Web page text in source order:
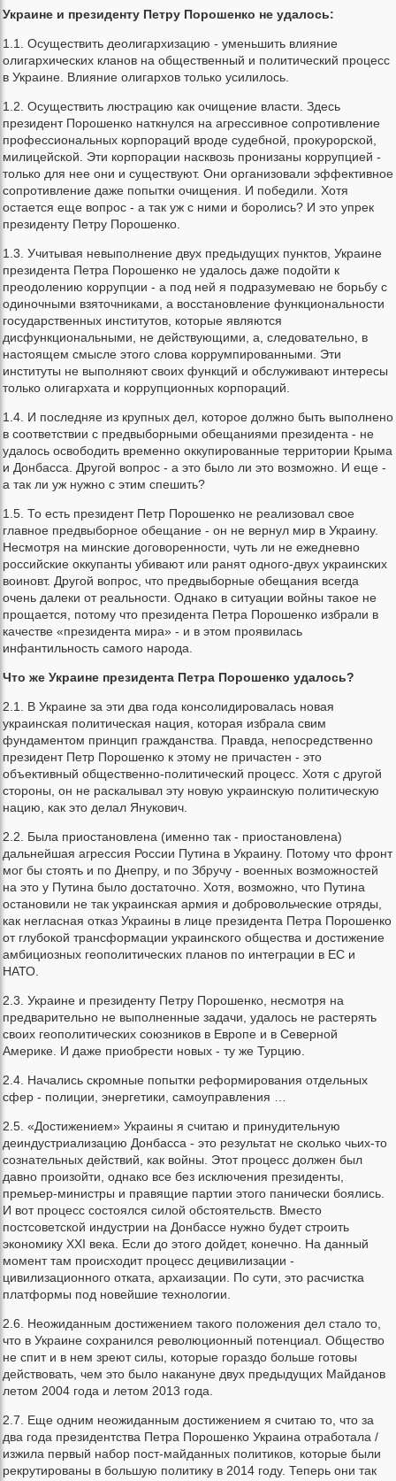
Украине и президенту Петру Порошенко не удалось:
1.1. Осуществить деолигархизацию - уменьшить влияние
олигархических кланов на общественный и политический процесс
в Украине. Влияние олигархов только усилилось.
1.2. Осуществить люстрацию как очищение власти. Здесь
президент Порошенко наткнулся на агрессивное сопротивление
профессиональных корпораций вроде судебной, прокурорской,
милицейской. Эти корпорации насквозь пронизаны коррупцией -
только для нее они и существуют. Они организовали эффективное
сопротивление даже попытки очищения. И победили. Хотя
остается еще вопрос - а так уж с ними и боролись? И это упрек
президенту Петру Порошенко.
1.3. Учитывая невыполнение двух предыдущих пунктов, Украине
президента Петра Порошенко не удалось даже подойти к
преодолению коррупции - а под ней я подразумеваю не борьбу с
одиночными взяточниками, а восстановление функциональности
государственных институтов, которые являются
дисфункциональными, не действующими, а, следовательно, в
настоящем смысле этого слова коррумпированными. Эти
институты не выполняют своих функций и обслуживают интересы
только олигархата и коррупционных корпораций.
1.4. И последняе из крупных дел, которое должно быть выполнено
в соответствии с предвыборными обещаниями президента - не
удалось освободить временно оккупированные территории Крыма
и Донбасса. Другой вопрос - а это было ли это возможно. И еще -
а так ли уж нужно с этим спешить?
1.5. То есть президент Петр Порошенко не реализовал свое
главное предвыборное обещание - он не вернул мир в Украину.
Несмотря на минские договоренности, чуть ли не ежедневно
российские оккупанты убивают или ранят одного-двух украинских
воиновт. Другой вопрос, что предвыборные обещания всегда
очень далеки от реальности. Однако в ситуации войны такое не
прощается, потому что президента Петра Порошенко избрали в
качестве «президента мира» - и в этом проявилась
инфантильность самого народа.
Что же Украине президента Петра Порошенко удалось?
2.1. В Украине за эти два года консолидировалась новая
украинская политическая нация, которая избрала свим
фундаментом принцип гражданства. Правда, непосредственно
президент Петр Порошенко к этому не причастен - это
объективный общественно-политический процесс. Хотя с другой
стороны, он не раскалывал эту новую украинскую политическую
нацию, как это делал Янукович.
2.2. Была приостановлена (именно так - приостановлена)
дальнейшая агрессия России Путина в Украину. Потому что фронт
мог бы стоять и по Днепру, и по Збручу - военных возможностей
на это у Путина было достаточно. Хотя, возможно, что Путина
остановили не так украинская армия и добровольческие отряды,
как негласная отказ Украины в лице президента Петра Порошенко
от глубокой трансформации украинского общества и достижение
амбициозных геополитических планов по интеграции в ЕС и
НАТО.
2.3. Украине и президенту Петру Порошенко, несмотря на
предварительно не выполненные задачи, удалось не растерять
своих геополитических союзников в Европе и в Северной
Америке. И даже приобрести новых - ту же Турцию.
2.4. Начались скромные попытки реформирования отдельных
сфер - полиции, энергетики, самоуправления …
2.5. «Достижением» Украины я считаю и принудительную
деиндустриализацию Донбасса - это результат не сколько чьих-то
сознательных действий, как войны. Этот процесс должен был
давно произойти, однако все без исключения президенты,
премьер-министры и правящие партии этого панически боялись.
И вот процесс состоялся силой обстоятельств. Вместо
постсоветской индустрии на Донбассе нужно будет строить
экономику XXI века. Если до этого дойдет, конечно. На данный
момент там происходит процесс децивилизации -
цивилизационного отката, архаизации. По сути, это расчистка
платформы под новейшие технологии.
2.6. Неожиданным достижением такого положения дел стало то,
что в Украине сохранился революционный потенциал. Общество
не спит и в нем зреют силы, которые гораздо больше готовы
действовать, чем это было накануне двух предыдущих Майданов
летом 2004 года и летом 2013 года.
2.7. Еще одним неожиданным достижением я считаю то, что за
два года президентства Петра Порошенко Украина отработала /
изжила первый набор пост-майданных политиков, которые были
рекрутированы в большую политику в 2014 году. Теперь они так